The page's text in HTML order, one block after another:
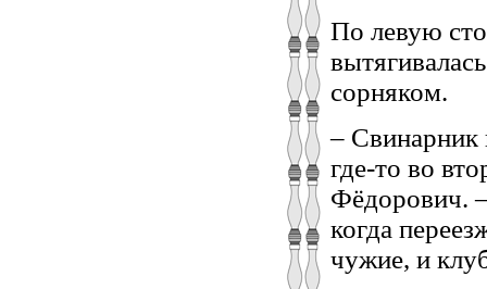
По левую
сорняком.
– Свинарник
где-то во
Фёдорович.
когда
чужие, и